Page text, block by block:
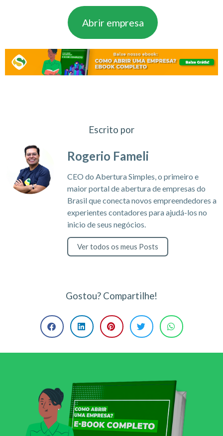
Abrir empresa
Escrito por
Rogerio Fameli
CEO do Abertura Simples, o primeiro e
maior portal de abertura de empresas do
Brasil que conecta novos empreendedores a
experientes contadores para ajudá-los no
inicio de seus negócios.
Ver todos os meus Posts
Gostou? Compartilhe!